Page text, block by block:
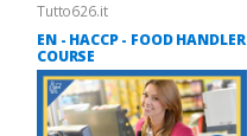
Tutto626.it
EN - HACCP - FOOD HANDLER
COURSE